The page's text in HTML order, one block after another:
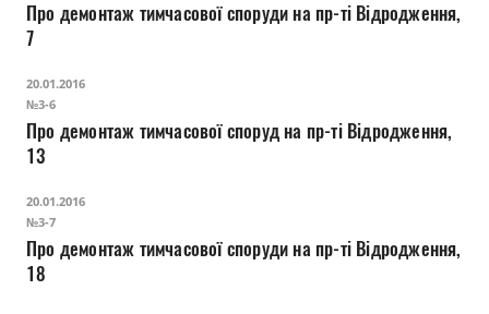
Про демонтаж тимчасової споруди на пр-ті Відродження,
7
20.01.2016
№3-6
Про демонтаж тимчасової споруд на пр-ті Відродження,
13
20.01.2016
№3-7
Про демонтаж тимчасової споруди на пр-ті Відродження,
18